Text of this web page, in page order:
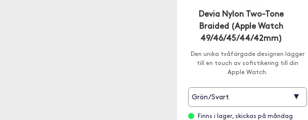
Devia Nylon Two-Tone
Braided (Apple Watch
49/46/45/44/42mm)
Den unika tvåfärgade designen lägger
till en touch av sofistikering till din
Apple Watch.
Grön/Svart ▾
Finns i lager, skickas på måndag